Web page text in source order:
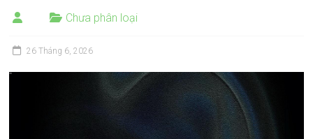
Chưa phân loại
26 Tháng 6, 2026